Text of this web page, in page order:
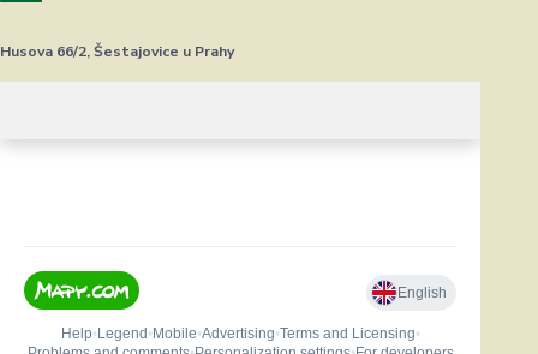
Husova 66/2, Šestajovice u Prahy